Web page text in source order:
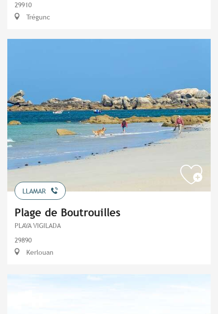
29910
Trégunc
LLAMAR
Plage de Boutrouilles
PLAYA VIGILADA
29890
Kerlouan